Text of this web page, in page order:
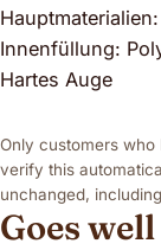
Innenfüllung:
Hartes Auge
Only customers
verify this
unchanged,
Goes